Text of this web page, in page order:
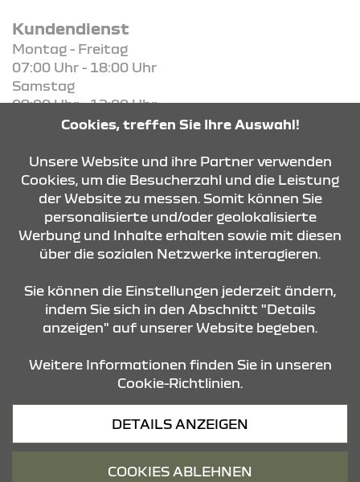
Kundendienst
Montag - Freitag
07:00 Uhr - 18:00 Uhr
Samstag
09:00 Uhr - 12:00 Uhr
KONTAKT & ANFAHRT
ÖFFNUNGSZEITEN
STANDORTE
Datenschutz
Cookies, treffen Sie Ihre Auswahl!
Unsere Website und ihre Partner verwenden
Cookies, um die Besucherzahl und die Leistung
der Website zu messen. Somit können Sie
personalisierte und/oder geolokalisierte
Werbung und Inhalte erhalten sowie mit diesen
über die sozialen Netzwerke interagieren.
Sie können die Einstellungen jederzeit ändern,
indem Sie sich in den Abschnitt "Details
anzeigen" auf unserer Website begeben.
Weitere Informationen finden Sie in unseren
Cookie-Richtlinien.
DETAILS ANZEIGEN
COOKIES ABLEHNEN